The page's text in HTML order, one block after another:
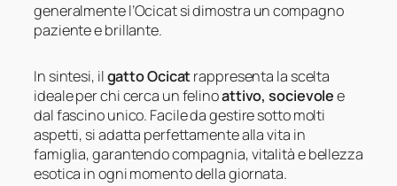
generalmente l’Ocicat si dimostra un compagno
paziente e brillante.
In sintesi, ilgatto Ocicatrappresenta la scelta
ideale per chi cerca un felinoattivo, socievolee
dal fascino unico. Facile da gestire sotto molti
aspetti, si adatta perfettamente alla vita in
famiglia, garantendo compagnia, vitalità e bellezza
esotica in ogni momento della giornata.